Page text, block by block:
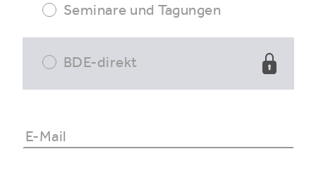
Seminare und Tagungen
BDE-direkt